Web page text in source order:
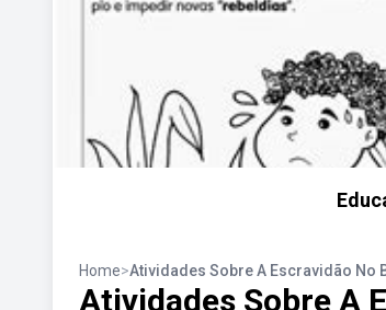
Home>Atividades Sobre A Escravidão No
Atividades Sobre A